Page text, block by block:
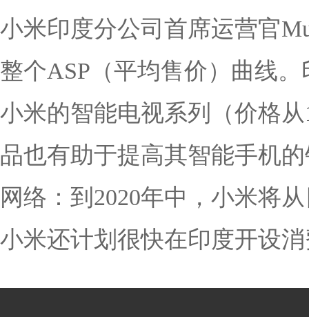
小米印度分公司首席运营官
整个ASP（平均售价）曲线
小米的智能电视系列（价格
品也有助于提高其智能手机
网络：到2020年中，小米将
小米还计划很快在印度开设